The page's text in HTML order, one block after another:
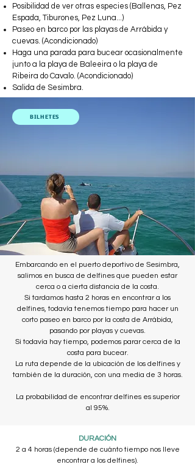
Posibilidad de ver otras especies (Ballenas, Pez
Espada, Tiburones, Pez Luna...)
Paseo en barco por las playas de Arrábida y
cuevas. (Acondicionado)
Haga una parada para bucear ocasionalmente
junto a la playa de Baleeira o la playa de
Ribeira do Cavalo. (Acondicionado)
Salida de Sesimbra.
BILHETES
Embarcando en el puerto deportivo de Sesimbra,
salimos en busca de delfines que pueden estar
cerca o a cierta distancia de la costa.
Si tardamos hasta 2 horas en encontrar a los
delfines, todavía tenemos tiempo para hacer un
corto paseo en barco por la costa de Arrábida,
pasando por playas y cuevas.
Si todavía hay tiempo, podemos parar cerca de la
costa para bucear.
La ruta depende de la ubicación de los delfines y
también de la duración, con una media de 3 horas.
La probabilidad de encontrar delfines es superior
al 95%.
DURACIÓN
2 a 4 horas (depende de cuánto tiempo nos lleve
encontrar a los delfines).